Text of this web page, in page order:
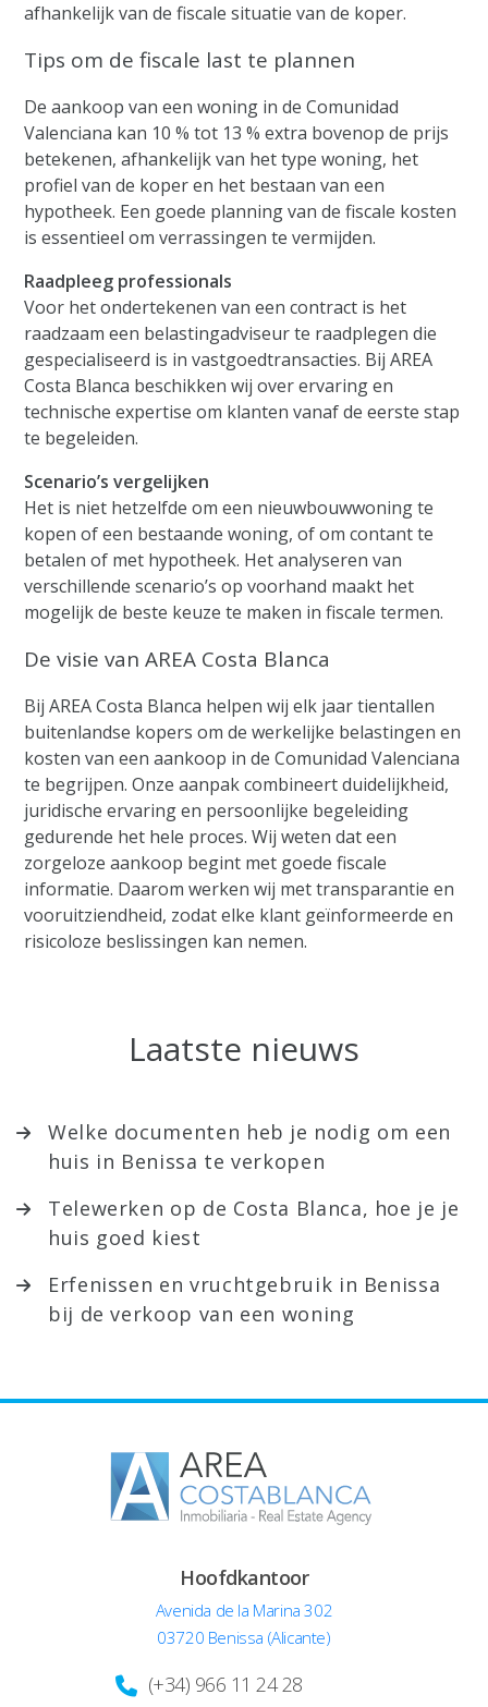
afhankelijk van de fiscale situatie van de koper.
Tips om de fiscale last te plannen
De aankoop van een woning in de Comunidad
Valenciana kan 10 % tot 13 % extra bovenop de prijs
betekenen, afhankelijk van het type woning, het
profiel van de koper en het bestaan van een
hypotheek. Een goede planning van de fiscale kosten
is essentieel om verrassingen te vermijden.
Raadpleeg professionals
Voor het ondertekenen van een contract is het
raadzaam een belastingadviseur te raadplegen die
gespecialiseerd is in vastgoedtransacties. Bij AREA
Costa Blanca beschikken wij over ervaring en
technische expertise om klanten vanaf de eerste stap
te begeleiden.
Scenario’s vergelijken
Het is niet hetzelfde om een nieuwbouwwoning te
kopen of een bestaande woning, of om contant te
betalen of met hypotheek. Het analyseren van
verschillende scenario’s op voorhand maakt het
mogelijk de beste keuze te maken in fiscale termen.
De visie van AREA Costa Blanca
Bij AREA Costa Blanca helpen wij elk jaar tientallen
buitenlandse kopers om de werkelijke belastingen en
kosten van een aankoop in de Comunidad Valenciana
te begrijpen. Onze aanpak combineert duidelijkheid,
juridische ervaring en persoonlijke begeleiding
gedurende het hele proces. Wij weten dat een
zorgeloze aankoop begint met goede fiscale
informatie. Daarom werken wij met transparantie en
vooruitziendheid, zodat elke klant geïnformeerde en
risicoloze beslissingen kan nemen.
Laatste nieuws
Welke documenten heb je nodig om een
huis in Benissa te verkopen
Telewerken op de Costa Blanca, hoe je je
huis goed kiest
Erfenissen en vruchtgebruik in Benissa
bij de verkoop van een woning
Hoofdkantoor
Avenida de la Marina 302
03720 Benissa (Alicante)
(+34) 966 11 24 28